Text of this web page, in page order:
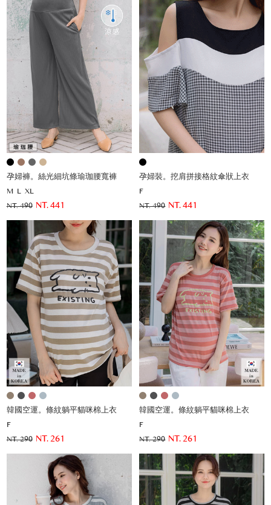
孕婦褲。絲光細坑條瑜珈腰寬褲
M L XL
NT. 490 NT. 441
孕婦裝。挖肩拼接格紋傘狀上衣
F
NT. 490 NT. 441
韓國空運。條紋躺平貓咪棉上衣
F
NT. 290 NT. 261
韓國空運。條紋躺平貓咪棉上衣
F
NT. 290 NT. 261